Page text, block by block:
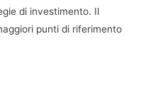
di investimento. Il
punti di riferimento